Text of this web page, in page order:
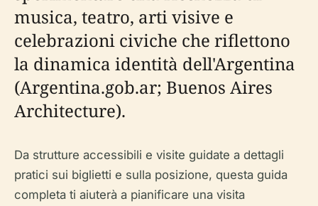
musica, teatro, arti visive e
celebrazioni civiche che riflettono
la dinamica identità dell'Argentina
(Argentina.gob.ar; Buenos Aires
Architecture).
Da strutture accessibili e visite guidate a dettagli
pratici sui biglietti e sulla posizione, questa guida
completa ti aiuterà a pianificare una visita